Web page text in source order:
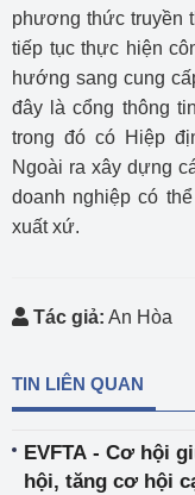
phương thức truyền
tiếp tục thực hiện
hướng sang cung
đây là cổng thông
trong đó có Hiệp
Ngoài ra xây dựng
doanh nghiệp có
xuất xứ.
Tác giả: An Hòa
TIN LIÊN QUAN
EVFTA - Cơ hội
hội, tăng cơ hội